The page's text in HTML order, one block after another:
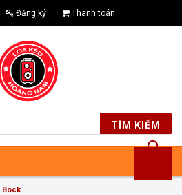
Đăng ký Thanh toán
TÌM KIẾM
Bock